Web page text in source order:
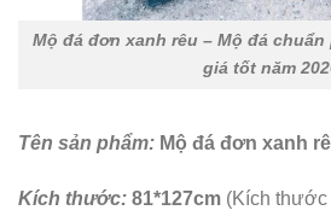
Mộ đá đơn xanh rêu – Mộ đá
giá tốt năm
Tên sản phẩm: Mộ đá đơn xanh
Kích thước: 81*127cm (Kích thước